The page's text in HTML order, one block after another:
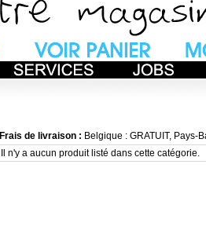
Frais de livraison : Belgique : GRATUIT, Pays-
Il n'y a aucun produit listé dans cette catégorie.